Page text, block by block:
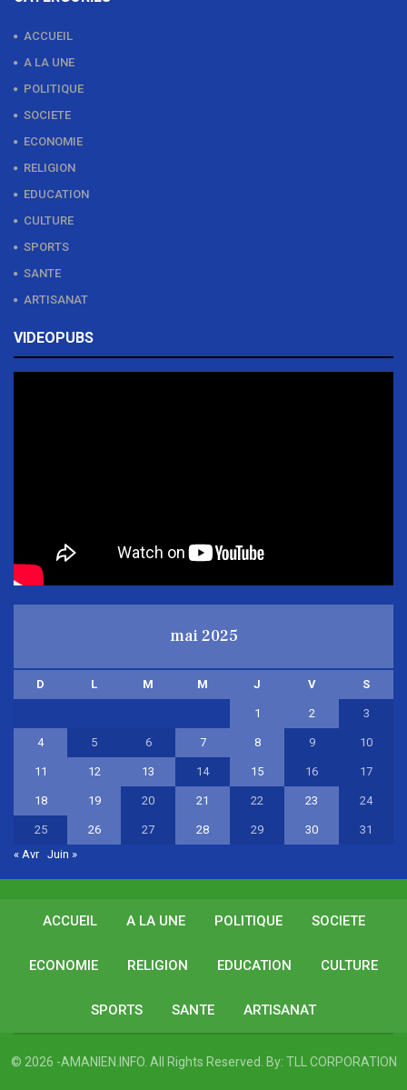
ACCUEIL
A LA UNE
POLITIQUE
SOCIETE
ECONOMIE
RELIGION
EDUCATION
CULTURE
SPORTS
SANTE
ARTISANAT
VIDEOPUBS
mai 2025
D L M M J V S
1 2 3
4 5 6 7 8 9 10
11 12 13 14 15 16 17
18 19 20 21 22 23 24
25 26 27 28 29 30
31
« Avr Juin »
ACCUEIL A LA UNE POLITIQUE SOCIETE
ECONOMIE RELIGION EDUCATION CULTURE
SPORTS SANTE ARTISANAT
© 2026 -AMANIEN.INFO. All Rights Reserved. By: TLL CORPORATION